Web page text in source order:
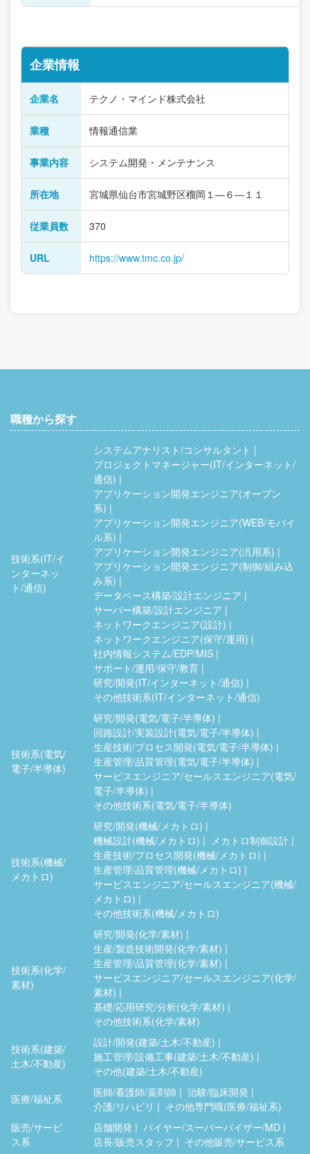
企業情報
企業名 テクノ・マインド株式会社
業種 情報通信業
事業内容 システム開発・メンテナンス
所在地 宮城県仙台市宮城野区榴岡１―６―１１
従業員数 370
URL https://www.tmc.co.jp/
職種から探す
技術系(IT/イ
ンターネッ
ト/通信)
システムアナリスト/コンサルタント
プロジェクトマネージャー(IT/インターネット/
通信)
アプリケーション開発エンジニア(オープン
系)
アプリケーション開発エンジニア(WEB/モバイ
ル系)
アプリケーション開発エンジニア(汎用系)
アプリケーション開発エンジニア(制御/組み込
み系)
データベース構築/設計エンジニア
サーバー構築/設計エンジニア
ネットワークエンジニア(設計)
ネットワークエンジニア(保守/運用)
社内情報システム/EDP/MIS
サポート/運用/保守/教育
研究/開発(IT/インターネット/通信)
その他技術系(IT/インターネット/通信)
技術系(電気/
電子/半導体)
研究/開発(電気/電子/半導体)
回路設計/実装設計(電気/電子/半導体)
生産技術/プロセス開発(電気/電子/半導体)
生産管理/品質管理(電気/電子/半導体)
サービスエンジニア/セールスエンジニア(電気/
電子/半導体)
その他技術系(電気/電子/半導体)
技術系(機械/
メカトロ)
研究/開発(機械/メカトロ)
機械設計(機械/メカトロ)
メカトロ制御設計
生産技術/プロセス開発(機械/メカトロ)
生産管理/品質管理(機械/メカトロ)
サービスエンジニア/セールスエンジニア(機械/
メカトロ)
その他技術系(機械/メカトロ)
技術系(化学/
素材)
研究/開発(化学/素材)
生産/製造技術開発(化学/素材)
生産管理/品質管理(化学/素材)
サービスエンジニア/セールスエンジニア(化学/
素材)
基礎/応用研究/分析(化学/素材)
その他技術系(化学/素材)
技術系(建築/
土木/不動産)
設計/開発(建築/土木/不動産)
施工管理/設備工事(建築/土木/不動産)
その他(建築/土木/不動産)
医療/福祉系
医師/看護師/薬剤師
治験/臨床開発
介護/リハビリ
その他専門職(医療/福祉系)
販売/サービ
ス系
店舗開発
バイヤー/スーパーバイザー/MD
店長/販売スタッフ
その他販売/サービス系